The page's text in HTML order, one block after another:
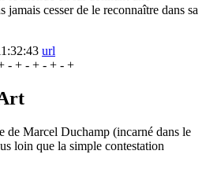
cesser de le reconnaître dans sa
url
de Marcel Duchamp (incarné dans le
loin que la simple contestation